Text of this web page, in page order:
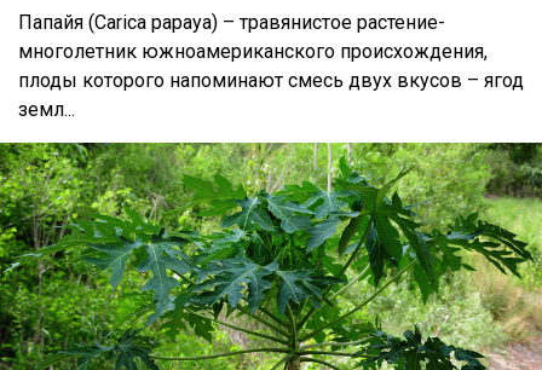
Папайя (Carica papaya) – травянистое растение-
многолетник южноамериканского происхождения,
плоды которого напоминают смесь двух вкусов – ягод
земл...